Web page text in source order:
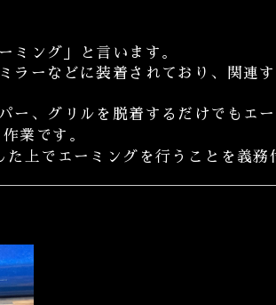
ミング」と言います。
ラーなどに装着されており、関連
、グリルを脱着するだけでもエ
業です。
上でエーミングを行うことを義務